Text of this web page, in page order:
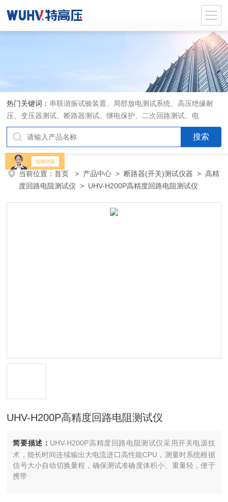
热门关键词： 串联谐振试验装置、局部放电测试系统、高压绝缘耐
压、变压器测试、断路器测试、继电保护、二次回路测试、电
当前位置：首页 > 产品中心 > 断路器(开关)测试仪器 >高精
度回路电阻测试仪 > UHV-H200P高精度回路电阻测试仪
UHV-H200P高精度回路电阻测试仪
简要描述： UHV-H200P高精度回路电阻测试仪采用开关电源技
术，能长时间连续输出大电流进口高性能CPU，测量时系统根据
信号大小自动切换量程，确保测试准确度体积小、重量轻，便于
携带